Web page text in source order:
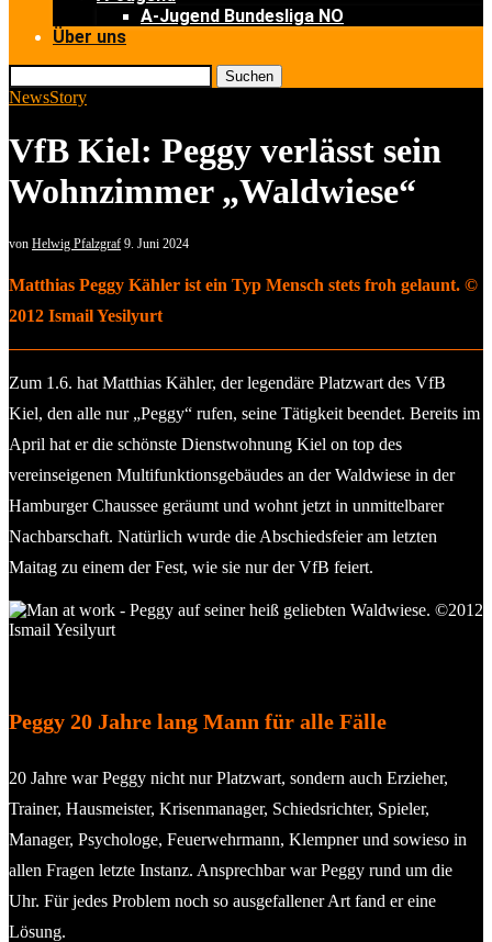
A-Jugend Bundesliga NO
Über uns
Suchen
NewsStory
VfB Kiel: Peggy verlässt sein
Wohnzimmer „Waldwiese“
von Helwig Pfalzgraf 9. Juni 2024
Matthias Peggy Kähler ist ein Typ Mensch stets froh gelaunt. ©
2012 Ismail Yesilyurt
Zum 1.6. hat Matthias Kähler, der legendäre Platzwart des VfB
Kiel, den alle nur „Peggy“ rufen, seine Tätigkeit beendet. Bereits im
April hat er die schönste Dienstwohnung Kiel on top des
vereinseigenen Multifunktionsgebäudes an der Waldwiese in der
Hamburger Chaussee geräumt und wohnt jetzt in unmittelbarer
Nachbarschaft. Natürlich wurde die Abschiedsfeier am letzten
Maitag zu einem der Fest, wie sie nur der VfB feiert.
Peggy 20 Jahre lang Mann für alle Fälle
20 Jahre war Peggy nicht nur Platzwart, sondern auch Erzieher,
Trainer, Hausmeister, Krisenmanager, Schiedsrichter, Spieler,
Manager, Psychologe, Feuerwehrmann, Klempner und sowieso in
allen Fragen letzte Instanz. Ansprechbar war Peggy rund um die
Uhr. Für jedes Problem noch so ausgefallener Art fand er eine
Lösung.